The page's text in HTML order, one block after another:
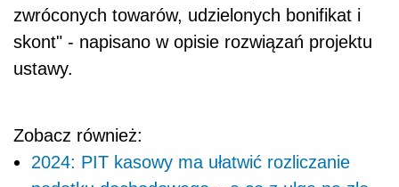
zwróconych towarów, udzielonych bonifikat i
skont" - napisano w opisie rozwiązań projektu
ustawy.
Zobacz również:
2024: PIT kasowy ma ułatwić rozliczanie